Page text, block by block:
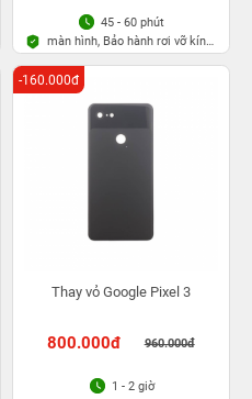
45 - 60 phút
màn hình, Bảo hành rơi vỡ kính
1 lần trong 3 tháng
Thay vỏ Google Pixel 3
800.000đ 960.000đ
-160.000đ
1 - 2 giờ